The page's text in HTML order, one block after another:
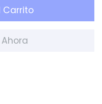
Carrito